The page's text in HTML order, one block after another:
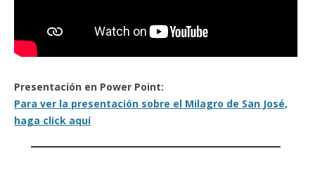
Presentación en Power Point:
Para ver la presentación sobre el Milagro de San José,
haga click aquí